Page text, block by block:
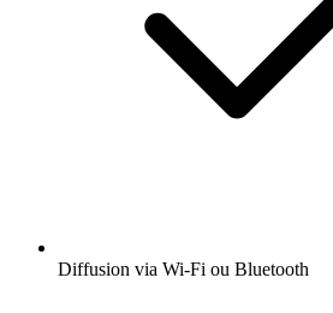
Diffusion via Wi-Fi ou Bluetooth